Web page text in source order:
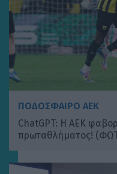
ΠΟΔΟΣΦΑΙΡΟ ΑΕΚ
ChatGPT: Η ΑΕΚ
πρωταθλήματος!